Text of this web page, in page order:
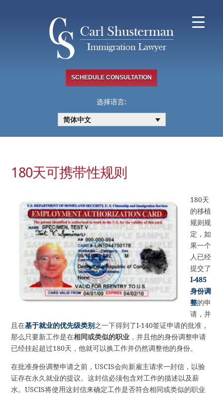
SCHEDULE CONSULTATION
选择语言:
简体中文
180天可携带性规则
180天
的移植
规则规
定，如
果一个
人已经
提交了
I-485
身份调
整的申
请，并
且在基于就业的优先级类别之一下得到了I-140签证申请的批准，
那么只要新工作是在相同或类似的职业 ，并且他的身份调整申请
已经挂起超过180天，他就可以换工作并仍然调整他的身份。
在批准身份调整申请之前，USCIS会向新雇主请求一封信，以验
证存在永久就业的提议。这封信必须包含对工作的描述以及薪
水。USCIS将使用这封信来确定工作是否符合相同或类似的职业